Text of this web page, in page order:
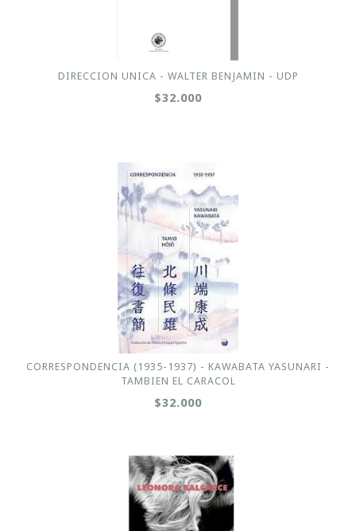
DIRECCION UNICA - WALTER BENJAMIN - UDP
$32.000
CORRESPONDENCIA (1935-1937) - KAWABATA YASUNARI -
TAMBIEN EL CARACOL
$32.000